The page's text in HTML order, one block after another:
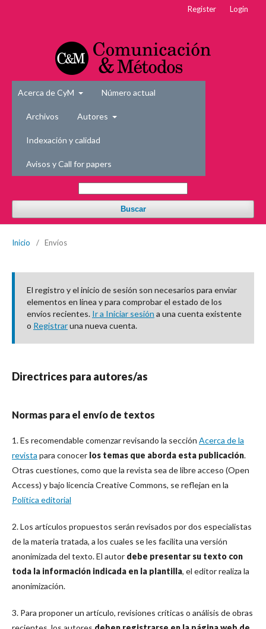
Acerca de CyM Número actual
Archivos Autores
Indexación y calidad
Avisos y Call for papers
Buscar
Register Login
Inicio / Envíos
El registro y el inicio de sesión son necesarios para enviar
elementos en línea y para comprobar el estado de los
envíos recientes. Ir a Iniciar sesión a una cuenta existente
o Registraruna nueva cuenta.
Directrices para autores/as
Normas para el envío de textos
1. Es recomendable comenzar revisando la sección Acerca de la
revista para conocer los temas que aborda esta publicación.
Otras cuestiones, como que la revista sea de libre acceso (Open
Access) y bajo licencia Creative Commons, se reflejan en la
Política editorial
2. Los artículos propuestos serán revisados por dos especialistas
de la materia tratada, a los cuales se les facilita una versión
anonimizada del texto. El autor debe presentar su texto con
toda la información indicada en la plantilla, el editor realiza la
anonimización.
3. Para proponer un artículo, revisiones críticas o análisis de obras